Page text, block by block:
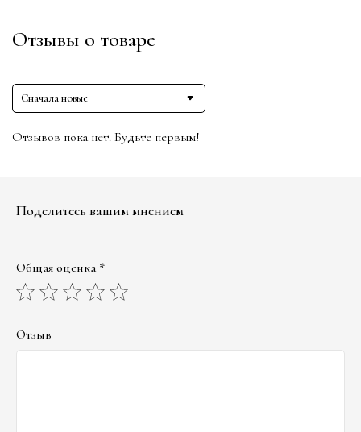
Отзывы о товаре
Сначала новые
Отзывов пока нет. Будьте первым!
Поделитесь вашим мнением
Общая оценка *
Отзыв